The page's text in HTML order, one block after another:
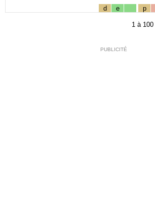
d e p
1 à 100
PUBLICITÉ